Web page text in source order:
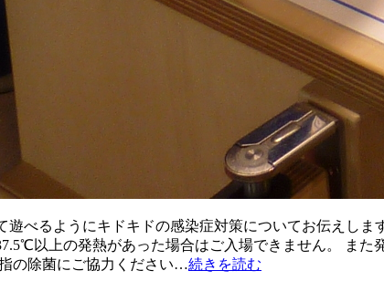
べるようにキドキドの感染症対策についてお伝えし
以上の発熱があった場合はご入場できません。 ま
の除菌にご協力ください…続きを読む